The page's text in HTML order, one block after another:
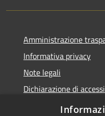
Amministrazione
Informativa privacy
Note legali
Dichiarazione di
WhistleblowingPA